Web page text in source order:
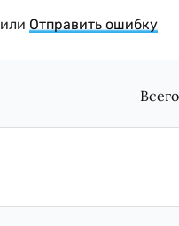
Отправить ошибку